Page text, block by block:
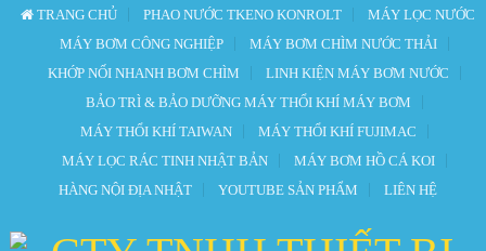
TRANG CHỦ PHAO NƯỚC TKENO KONROLT
MÁY LỌC NƯỚC
MÁY BƠM CÔNG NGHIỆP
MÁY BƠM CHÌM NƯỚC THẢI
KHỚP NỐI NHANH BƠM CHÌM
LINH KIỆN MÁY BƠM NƯỚC
BẢO TRÌ & BẢO DƯỠNG MÁY THỔI KHÍ MÁY BƠM
MÁY THỔI KHÍ TAIWAN
MÁY THỔI KHÍ FUJIMAC
MÁY LỌC RÁC TINH NHẬT BẢN
MÁY BƠM HỒ CÁ KOI
HÀNG NỘI ĐỊA NHẬT
YOUTUBE SẢN PHẨM LIÊN HỆ